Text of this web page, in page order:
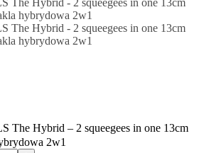
The Hybrid – 2 squeegees in one 13cm
2w1